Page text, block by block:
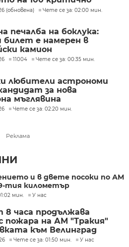
вида
(обновена) Чете се за: 02:00 мин.
печалба на боклука:
билет е намерен в
камион
11004 Чете се за: 00:35 мин.
любители астрономи
за нова
мъглявина
Чете се за: 02:20 мин.
Реклама
и в двете посоки по АМ
тия километър
мин. У нас
8 часа продължава
пожара на АМ "Тракия"
към Велинград
Чете се за: 01:50 мин. У нас